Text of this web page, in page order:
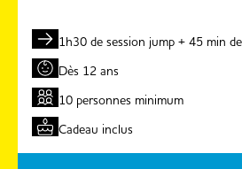
1h30 de session jump + 45 min
Dès 12 ans
10 personnes minimum
Cadeau inclus